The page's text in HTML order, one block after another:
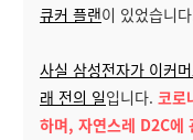
큐커 플랜이 있었습니
사실 삼성전자가 이커
래 전의 일입니다. 코로
하며, 자연스레 D2C에